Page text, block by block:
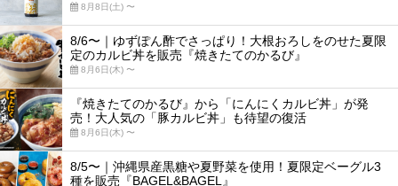
8月8日(土) 〜
8/6〜｜ゆずぽん酢でさっぱり！大根おろしをのせた夏限
定のカルビ丼を販売『焼きたてのかるび』
8月6日(木) 〜
『焼きたてのかるび』から「にんにくカルビ丼」が発
売！大人気の「豚カルビ丼」も待望の復活
8月6日(木) 〜
8/5〜｜沖縄県産黒糖や夏野菜を使用！夏限定ベーグル3
種を販売『BAGEL&BAGEL』